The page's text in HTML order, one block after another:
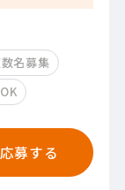
名募集
応募する